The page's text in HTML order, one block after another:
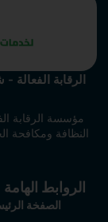
الرقابة
مؤسسة الرقابة
النظافة ومكافحة
الروابط الهامة
الصفخة